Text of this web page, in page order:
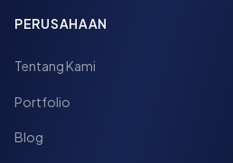
PERUSAHAAN
Tentang Kami
Portfolio
Blog